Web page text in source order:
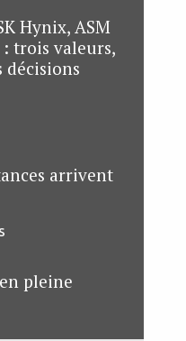
Hynix, ASM
trois valeurs,
arrivent
pleine